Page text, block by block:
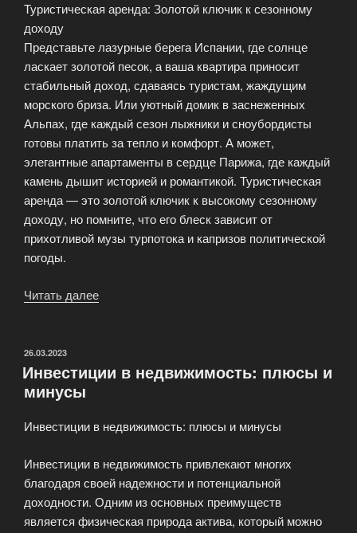
Туристическая аренда: Золотой ключик к сезонному
доходу
Представьте лазурные берега Испании, где солнце
ласкает золотой песок, а ваша квартира приносит
стабильный доход, сдаваясь туристам, жаждущим
морского бриза. Или уютный домик в заснеженных
Альпах, где каждый сезон лыжники и сноубордисты
готовы платить за тепло и комфорт. А может,
элегантные апартаменты в сердце Парижа, где каждый
камень дышит историей и романтикой. Туристическая
аренда — это золотой ключик к высокому сезонному
доходу, но помните, что его блеск зависит от
прихотливой музы турпотока и капризов политической
погоды.
Читать далее
недвижимость»
ОПУБЛИКОВАНО
26.03.2023
Инвестиции в недвижимость: плюсы и
минусы
Инвестиции в недвижимость: плюсы и минусы
Инвестиции в недвижимость привлекают многих
благодаря своей надежности и потенциальной
доходности. Одним из основных преимуществ
является физическая природа актива, который можно